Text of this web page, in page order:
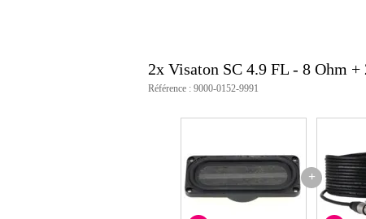
2x Visaton SC 4.9 FL - 8 Ohm
Référence : 9000-0152-9991
+